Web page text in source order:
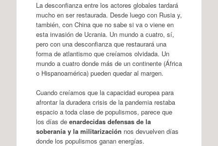
La desconfianza entre los actores globales tardará
mucho en ser restaurada. Desde luego con Rusia y,
también, con China que no sabe si va o viene en
esta invasión de Ucrania. Un mundo a cuatro, sí,
pero con una desconfianza que restaurará una
forma de atlantismo que creíamos olvidada. Un
mundo a cuatro donde más de un continente (África
o Hispanoamérica) pueden quedar al margen.
Cuando creíamos que la capacidad europea para
afrontar la duradera crisis de la pandemia restaba
espacio a toda clase de populismos, parece que
los días de enardecidas defensas de la
soberanía y la militarización nos devuelven días
donde los populismos ganan energías.